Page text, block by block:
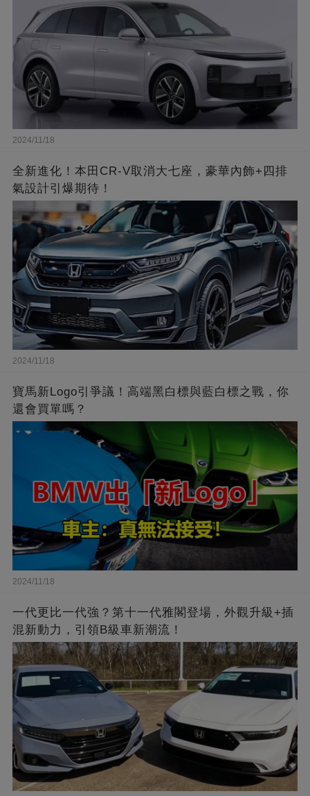
2024/11/18
全新進化！本田CR-V取消大七座，豪華內飾+四排
氣設計引爆期待！
2024/11/18
寶馬新Logo引爭議！高端黑白標與藍白標之戰，你
還會買單嗎？
2024/11/18
一代更比一代強？第十一代雅閣登場，外觀升級+插
混新動力，引領B級車新潮流！